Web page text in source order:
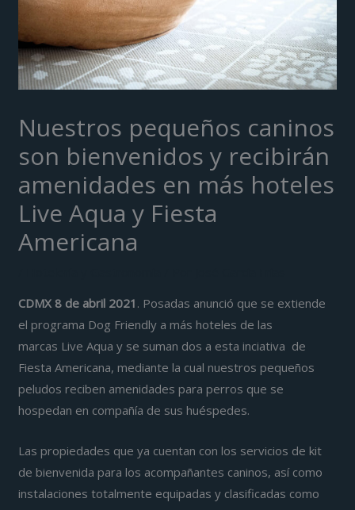
Nuestros pequeños caninos
son bienvenidos y recibirán
amenidades en más hoteles
Live Aqua y Fiesta
Americana
CDMX 8 de abril 2021 . Posadas anunció que se extiende
el programa Dog Friendly a más hoteles de las
marcas Live Aqua y se suman dos a esta inciativa de
Fiesta Americana, mediante la cual nuestros pequeños
peludos reciben amenidades para perros que se
hospedan en compañía de sus huéspedes.
Las propiedades que ya cuentan con los servicios de kit
de bienvenida para los acompañantes caninos, así como
instalaciones totalmente equipadas y clasificadas como